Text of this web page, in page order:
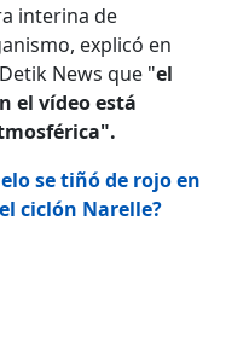
interina de
explicó en
News que "el
el vídeo está
se tiñó de rojo en
ciclón Narelle?